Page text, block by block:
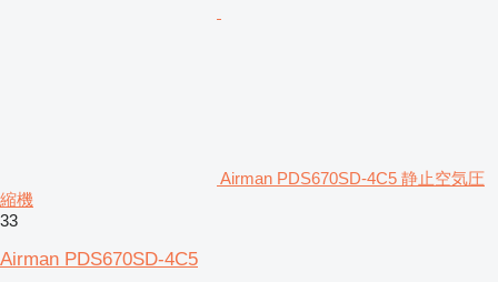
Airman PDS670SD-4C5 静止空気圧
縮機
33
Airman PDS670SD-4C5